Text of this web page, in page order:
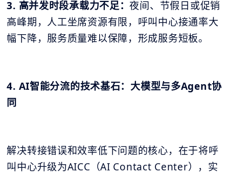
3. 高并发时段承载力不足：夜间、节假日或促销
高峰期，人工坐席资源有限，呼叫中心接通率大
幅下降，服务质量难以保障，形成服务短板。
4. AI智能分流的技术基石：大模型与多Agent协
同
解决转接错误和效率低下问题的核心，在于将呼
叫中心升级为AICC（AI Contact Center），实